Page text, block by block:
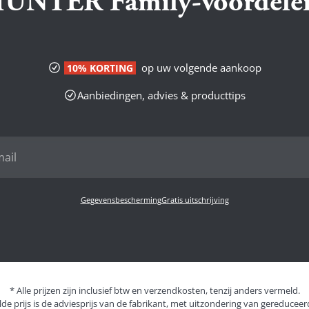
10% KORTING
op uw volgende aankoop
Aanbiedingen, advies & producttips
GegevensbeschermingGratis uitschrijving
* Alle prijzen zijn inclusief btw en verzendkosten, tenzij anders vermeld.
prijs is de adviesprijs van de fabrikant, met uitzondering van